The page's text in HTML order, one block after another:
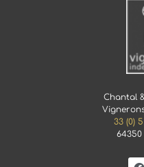
Chantal
33 (0)
64350